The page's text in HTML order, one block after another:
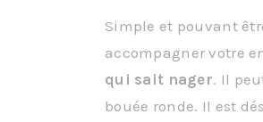
Simple et pouvant
accompagner votre
qui sait nager. Il
bouée ronde. Il est